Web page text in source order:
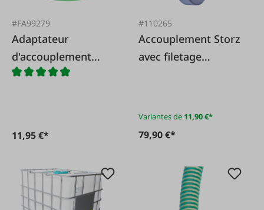
#FA99279
Adaptateur
d'accouplement
IBC/griffe 3/4
11,95 €*
#110265
Accouplement Storz
avec filetage
Variantes de 11,90 €*
79,90 €*